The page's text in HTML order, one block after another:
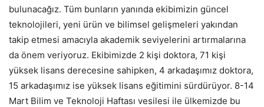
bulunacağız. Tüm bunların yanında ekibimizin güncel
teknolojileri, yeni ürün ve bilimsel gelişmeleri yakından
takip etmesi amacıyla akademik seviyelerini artırmalarına
da önem veriyoruz. Ekibimizde 2 kişi doktora, 71 kişi
yüksek lisans derecesine sahipken, 4 arkadaşımız doktora,
15 arkadaşımız ise yüksek lisans eğitimini sürdürüyor. 8-14
Mart Bilim ve Teknoloji Haftası vesilesi ile ülkemizde bu